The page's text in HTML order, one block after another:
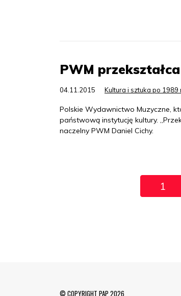
PWM
04.11.2015 Kultura i sztuka po 1989
Polskie Wydawnictwo Muzyczne,
państwową instytucję kultury.
naczelny PWM Daniel Cichy.
1
© COPYRIGHT PAP 2026